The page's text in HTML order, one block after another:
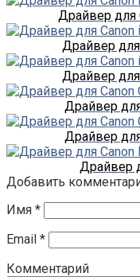
Драйвер для
Драйвер для
Драйвер для
Драйвер
Драйвер
Драйвер
Добавить
Имя *
Email *
Комментарий